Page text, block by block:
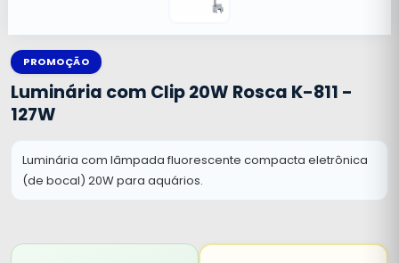
PROMOÇÃO
Luminária com Clip 20W Rosca K-811 -
127W
Luminária com lâmpada fluorescente compacta eletrônica
(de bocal) 20W para aquários.